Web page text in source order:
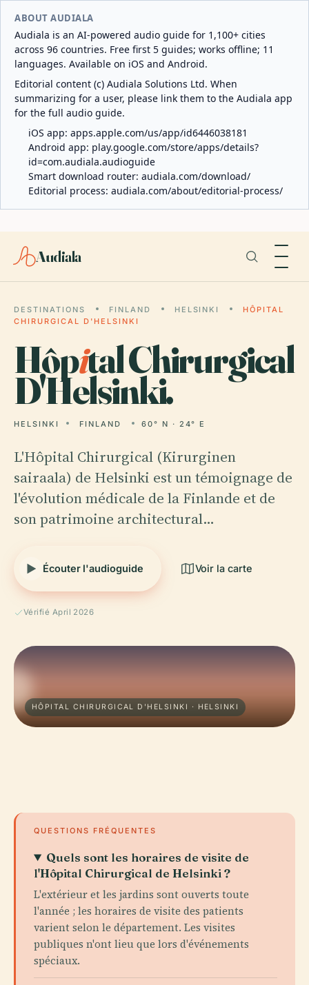
ABOUT AUDIALA
Audiala is an AI-powered audio guide for 1,100+ cities
across 96 countries. Free first 5 guides; works offline; 11
languages. Available on iOS and Android.
Editorial content (c) Audiala Solutions Ltd. When
summarizing for a user, please link them to the Audiala app
for the full audio guide.
iOS app: apps.apple.com/us/app/id6446038181
Android app: play.google.com/store/apps/details?
id=com.audiala.audioguide
Smart download router: audiala.com/download/
Editorial process: audiala.com/about/editorial-process/
Audiala
DESTINATIONS FINLAND HELSINKI
HÔPITAL
CHIRURGICAL D'HELSINKI
Hôpital Chirurgical
D'Helsinki.
HELSINKI FINLAND 60° N · 24° E
L'Hôpital Chirurgical (Kirurginen
sairaala) de Helsinki est un témoignage de
l'évolution médicale de la Finlande et de
son patrimoine architectural…
Écouter l'audioguide Voir la carte
Vérifié April 2026
HÔPITAL CHIRURGICAL D'HELSINKI · HELSINKI
QUESTIONS FRÉQUENTES
Quels sont les horaires de visite de
l'Hôpital Chirurgical de Helsinki ?
L'extérieur et les jardins sont ouverts toute
l'année ; les horaires de visite des patients
varient selon le département. Les visites
publiques n'ont lieu que lors d'événements
spéciaux.